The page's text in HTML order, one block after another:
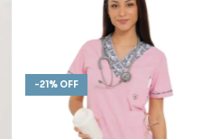
-21% OFF